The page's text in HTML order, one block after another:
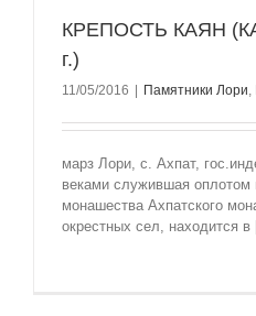
КРЕПОСТЬ КАЯН
г.)
11/05/2016 Памятники Лори,
марз Лори, с. Ахпат,
веками служившая оплотом
монашества Ахпатского
окрестных сел, находится в